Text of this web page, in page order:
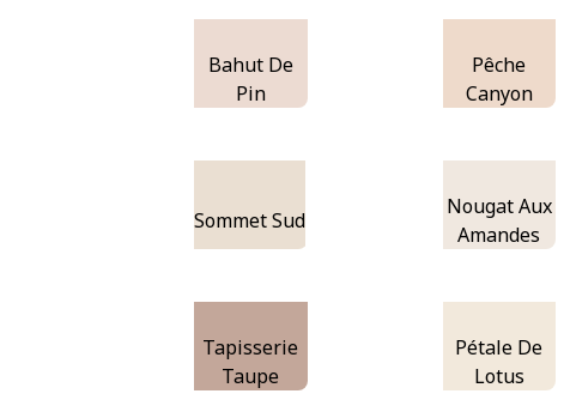
Bahut De
Pin
Pêche
Canyon
Sommet Sud
Nougat Aux
Amandes
Tapisserie
Taupe
Pétale De
Lotus